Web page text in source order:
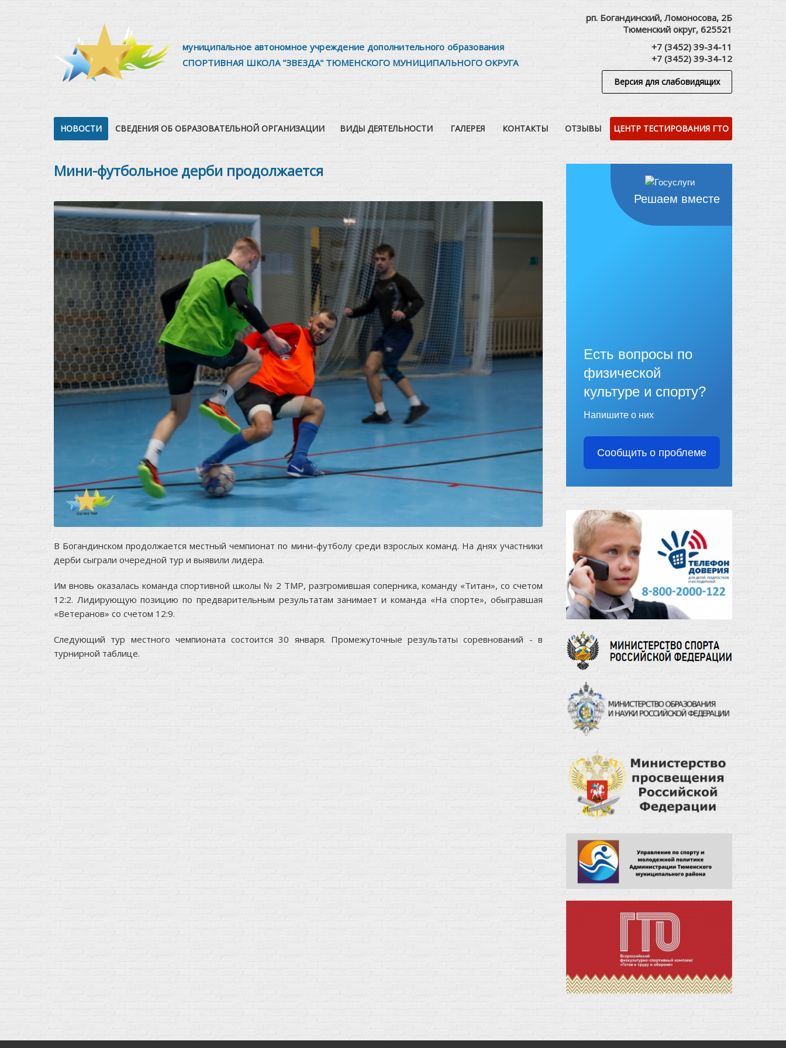
муниципальное автономное учреждение дополнительного образования
СПОРТИВНАЯ ШКОЛА "ЗВЕЗДА" ТЮМЕНСКОГО МУНИЦИПАЛЬНОГО ОКРУГА
рп. Богандинский, Ломоносова, 2Б
Тюменский округ, 625521
+7 (3452) 39-34-11
+7 (3452) 39-34-12
Версия для слабовидящих
НОВОСТИ СВЕДЕНИЯ ОБ ОБРАЗОВАТЕЛЬНОЙ ОРГАНИЗАЦИИ ВИДЫ ДЕЯТЕЛЬНОСТИ ГАЛЕРЕЯ КОНТАКТЫ ОТЗЫВЫ ЦЕНТР ТЕСТИРОВАНИЯ ГТО
Мини-футбольное дерби продолжается
В Богандинском продолжается местный чемпионат по мини-футболу среди взрослых команд. На днях участники
дерби сыграли очередной тур и выявили лидера.
Им вновь оказалась команда спортивной школы № 2 ТМР, разгромившая соперника, команду «Титан», со счетом
12:2. Лидирующую позицию по предварительным результатам занимает и команда «На спорте», обыгравшая
«Ветеранов» со счетом 12:9.
Следующий тур местного чемпионата состоится 30 января. Промежуточные результаты соревнований - в
турнирной таблице.
Решаем вместе
Есть вопросы по
физической
культуре и спорту?
Напишите о них
Сообщить о проблеме